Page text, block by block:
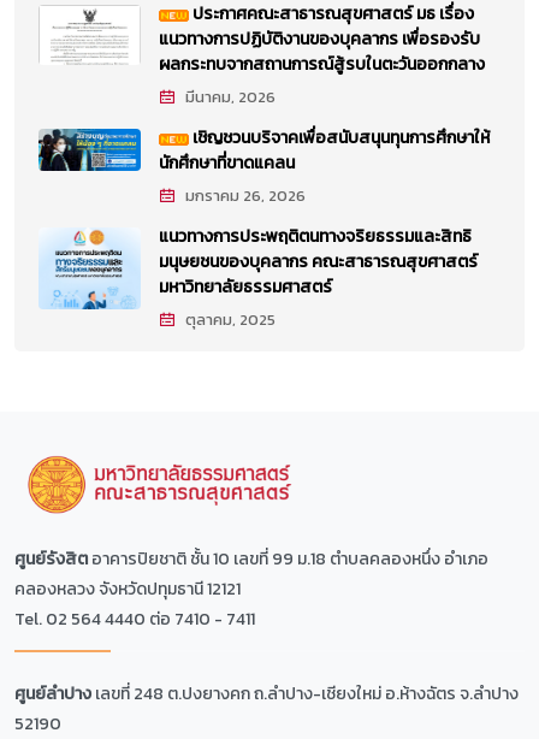
ประกาศคณะสาธารณสุขศาสตร์ มธ เรื่อง
แนวทางการปฏิบัติงานของบุคลากร เพื่อรองรับ
ผลกระทบจากสถานการณ์สู้รบในตะวันออกกลาง
มีนาคม, 2026
เชิญชวนบริจาคเพื่อสนับสนุนทุนการศึกษาให้
นักศึกษาที่ขาดแคลน
มกราคม 26, 2026
แนวทางการประพฤติตนทางจริยธรรมและสิทธิ
มนุษยชนของบุคลากร คณะสาธารณสุขศาสตร์
มหาวิทยาลัยธรรมศาสตร์
ตุลาคม, 2025
ศูนย์รังสิตอาคารปิยชาติ ชั้น 10 เลขที่ 99 ม.18 ตำบลคลองหนึ่ง อำเภอ
คลองหลวง จังหวัดปทุมธานี 12121
Tel. 02 564 4440 ต่อ 7410 - 7411
ศูนย์ลำปางเลขที่ 248 ต.ปงยางคก ถ.ลำปาง-เชียงใหม่ อ.ห้างฉัตร จ.ลำปาง
52190